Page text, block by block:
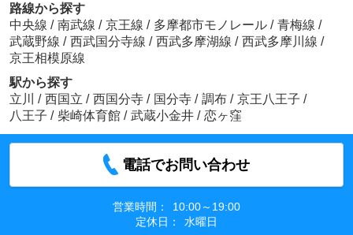
路線から探す
中央線 / 南武線 / 京王線 / 多摩都市モノレール / 青梅線 /
武蔵野線 / 西武国分寺線 / 西武多摩湖線 / 西武多摩川線 /
京王相模原線
駅から探す
立川
/ 西国立 / 西国分寺 / 国分寺 / 調布 / 京王八王子 /
八王子 / 柴崎体育館 / 武蔵小金井 / 恋ヶ窪
電話でお問い合わせ
営業時間：
10:00～19:00
定休日：
水曜日